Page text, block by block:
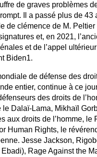
de graves problèmes
Il a passé plus de
de clémence de M.
et, en 2021,
et de l’appel
Biden1.
de défense des
entier, continue à ce
des droits de
Dalaï-Lama, Mikhaïl
aux droits de l’homme,
Human Rights, le
Jesse Jackson,
Rage Against the